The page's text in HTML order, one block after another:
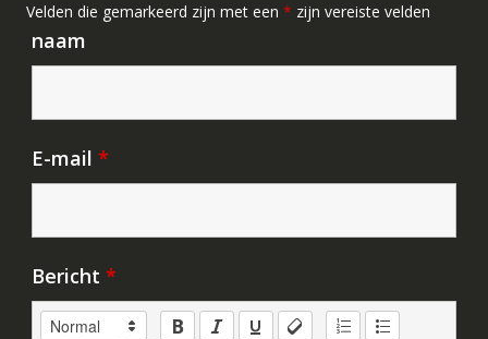
Velden die gemarkeerd zijn met een * zijn vereiste velden
naam
E-mail *
Bericht *